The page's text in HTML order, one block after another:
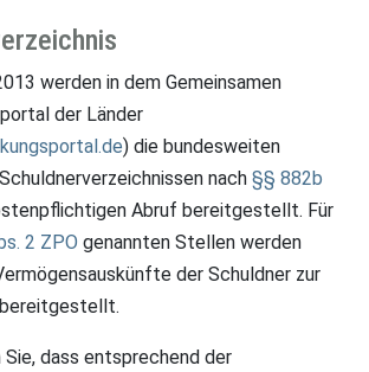
werden in dem Gemeinsamen
der Länder
) die bundesweiten
nach §§ 882b
Abruf bereitgestellt. Für
2 ZPO genannten Stellen werden
der Schuldner zur
bereitgestellt.
dass entsprechend der